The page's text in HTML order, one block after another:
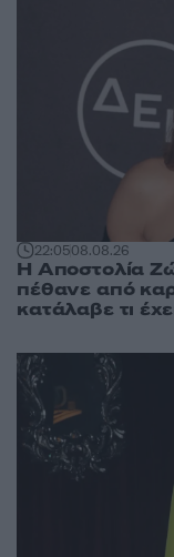
22:0508.08.26
Η Αποστολία
πέθανε από
κατάλαβε τι